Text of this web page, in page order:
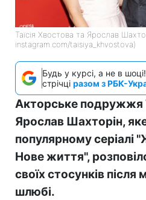
Таїсія Хвостова та Ярослав
instagram.com/taisiya_khvostova)
Будь у курсі, а не в
стрічці разом з РБК-
Акторське подружжя
Ярослав Шахторін,
популярному серіалі
Нове життя",
своїх стосунків
шлюбі.